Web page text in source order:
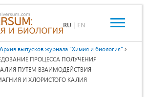
RU | EN
Архив выпусков журнала "Химия и биология"
ПРОЦЕССА ПОЛУЧЕНИЯ
ПУТЕМ ВЗАИМОДЕЙСТВИЯ
И ХЛОРИСТОГО КАЛИЯ